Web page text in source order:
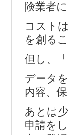
険業者
コスト
を創る
但し、
データ
内容、
あとは
申請を